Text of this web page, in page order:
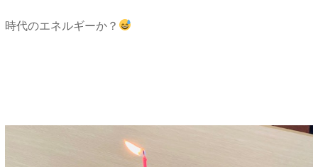
時代のエネルギーか？